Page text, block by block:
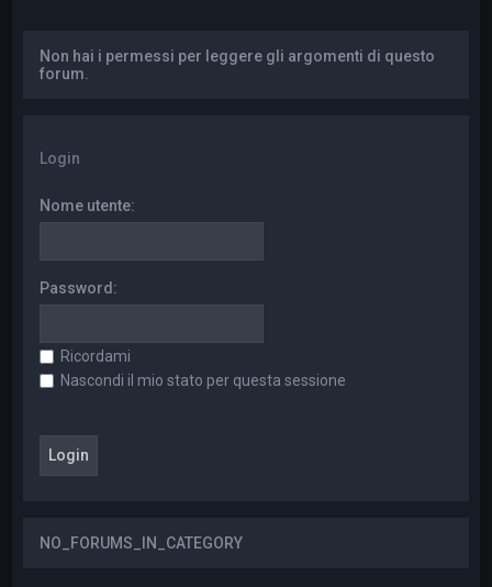
Non hai i permessi per leggere gli argomenti di questo
forum.
Login
Nome utente:
Password:
Ricordami
Nascondi il mio stato per questa sessione
NO_FORUMS_IN_CATEGORY